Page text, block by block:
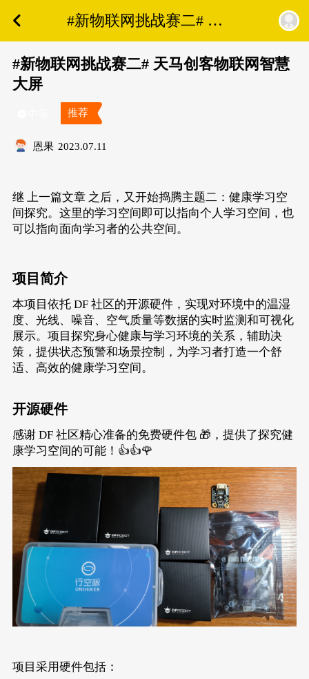
#新物联网挑战赛二# 天
马创客物联网智慧大屏
#新物联网挑战赛二# 天马创客物联网智慧
大屏
推荐
恩果 2023.07.11
继 上一篇文章之后，又开始捣腾主题二：健康学习空
间探究。这里的学习空间即可以指向个人学习空间，也
可以指向面向学习者的公共空间。
项目简介
本项目依托 DF 社区的开源硬件，实现对环境中的温湿
度、光线、噪音、空气质量等数据的实时监测和可视化
展示。项目探究身心健康与学习环境的关系，辅助决
策，提供状态预警和场景控制，为学习者打造一个舒
适、高效的健康学习空间。
开源硬件
感谢 DF 社区精心准备的免费硬件包 🎁，提供了探究健
康学习空间的可能！👍👍🌹
项目采用硬件包括：